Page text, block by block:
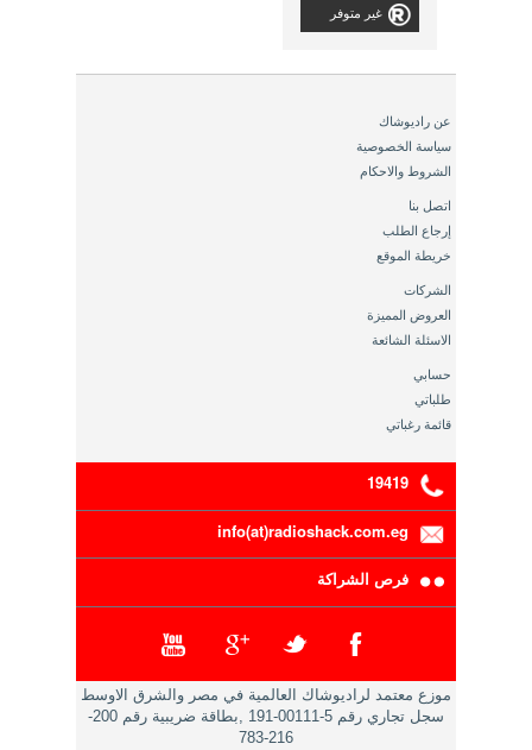
غير متوفر
عن راديوشاك
سياسة الخصوصية
الشروط والاحكام
اتصل بنا
إرجاع الطلب
خريطة الموقع
الشركات
العروض المميزة
الاسئلة الشائعة
حسابي
طلباتي
قائمة رغباتي
19419
info(at)radioshack.com.eg
فرص الشراكة
موزع معتمد لراديوشاك العالمية في مصر والشرق الاوسط
سجل تجاري رقم 5-00111-191 ,بطاقة ضريبية رقم 200-
216-783